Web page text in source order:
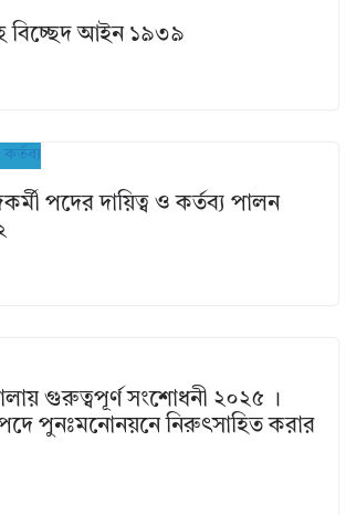
বিচ্ছেদ আইন ১৯৩৯
পদের দায়িত্ব ও কর্তব্য পালন
গুরুত্বপূর্ণ সংশোধনী ২০২৫ ।
পুনঃমনোনয়নে নিরুৎসাহিত করার